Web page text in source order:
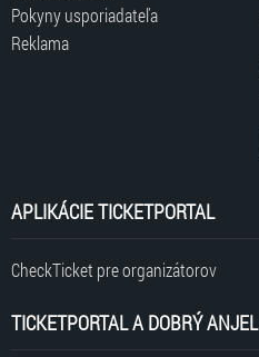
Pokyny usporiadateľa
Reklama
APLIKÁCIE TICKETPORTAL
CheckTicket pre organizátorov
TICKETPORTAL A DOBRÝ ANJEL